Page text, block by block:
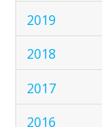
2019
2018
2017
2016